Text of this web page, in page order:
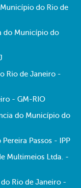
do Rio de
do Município do
Rio de Janeiro -
- GM-RIO
do Município do
Passos - IPP
Multimeios Ltda. -
Rio de Janeiro -